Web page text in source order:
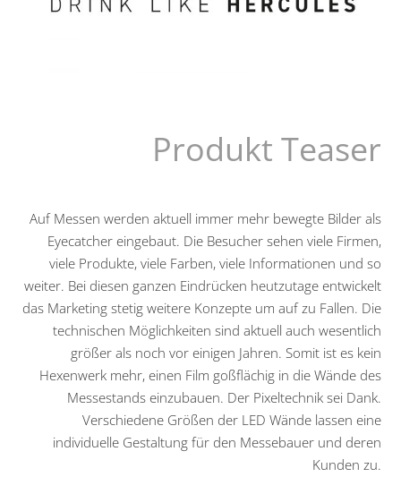
Produkt Teaser
Auf Messen werden aktuell immer mehr bewegte Bilder als
Eyecatcher eingebaut. Die Besucher sehen viele Firmen,
viele Produkte, viele Farben, viele Informationen und so
weiter. Bei diesen ganzen Eindrücken heutzutage entwickelt
das Marketing stetig weitere Konzepte um auf zu Fallen. Die
technischen Möglichkeiten sind aktuell auch wesentlich
größer als noch vor einigen Jahren. Somit ist es kein
Hexenwerk mehr, einen Film goßflächig in die Wände des
Messestands einzubauen. Der Pixeltechnik sei Dank.
Verschiedene Größen der LED Wände lassen eine
individuelle Gestaltung für den Messebauer und deren
Kunden zu.